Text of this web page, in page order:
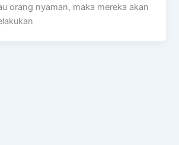
orang nyaman, maka mereka akan